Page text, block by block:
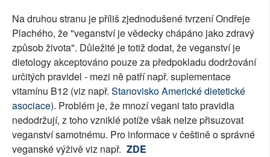
Na druhou stranu je příliš zjednodušené tvrzení Ondřeje
Plachého, že "veganství je vědecky chápáno jako zdravý
způsob života". Důležité je totiž dodat, že veganství je
dietology akceptováno pouze za předpokladu dodržování
určitých pravidel - mezi ně patří např. suplementace
vitamínu B12 (viz např. Stanovisko Americké dietetické
asociace). Problém je, že mnozí vegani tato pravidla
nedodržují, z toho vzniklé potíže však nelze přisuzovat
veganství samotnému. Pro informace v češtině o správné
veganské výživě viz např. ZDE